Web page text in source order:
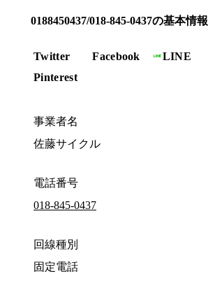
0188450437/018-845-0437の基本情報
Twitter Facebook LINE
Pinterest
事業者名
佐藤サイクル
電話番号
018-845-0437
回線種別
固定電話